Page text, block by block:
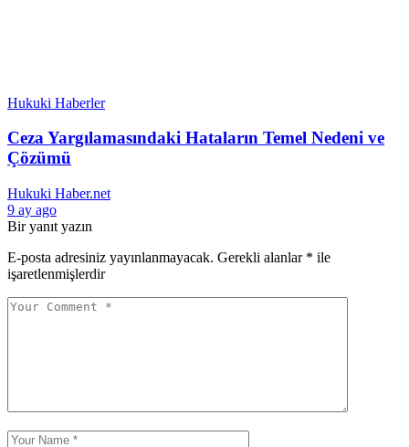
Hukuki Haberler
Ceza Yargılamasındaki Hataların Temel Nedeni ve
Çözümü
Hukuki Haber.net
9 ay ago
Bir yanıt yazın
E-posta adresiniz yayınlanmayacak. Gerekli alanlar * ile
işaretlenmişlerdir